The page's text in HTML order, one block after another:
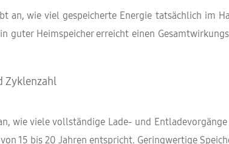
an, wie viel gespeicherte Energie tatsächlich im
guter Heimspeicher erreicht einen
Zyklenzahl
wie viele vollständige Lade- und
15 bis 20 Jahren entspricht. Geringwertige